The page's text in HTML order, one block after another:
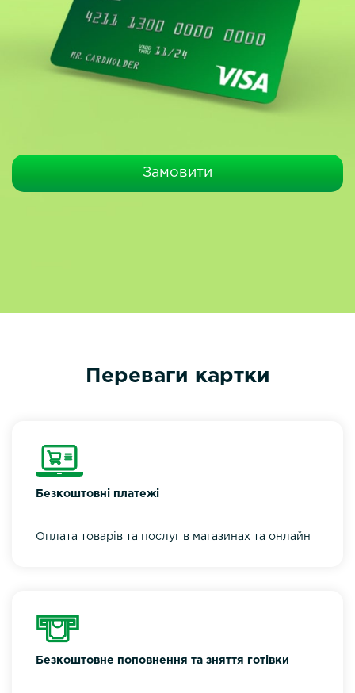
Замовити
Переваги картки
Безкоштовні платежі
Оплата товарів та послуг в магазинах та онлайн
Безкоштовне поповнення та зняття готівки